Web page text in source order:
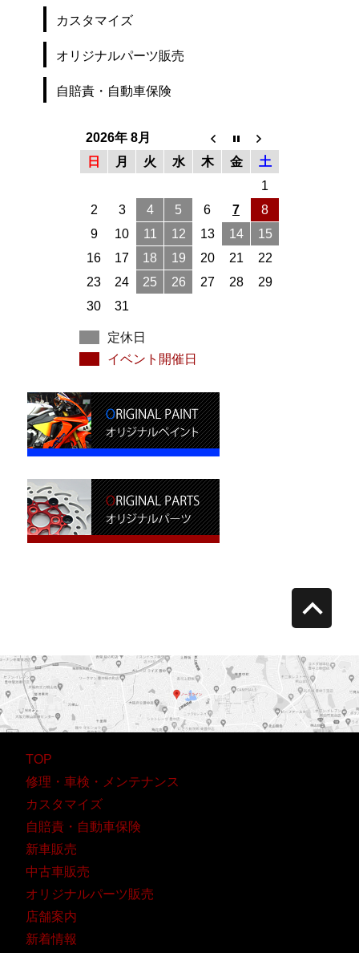
カスタマイズ
オリジナルパーツ販売
自賠責・自動車保険
2026年 8月
日
月 火 水 木 金
土
1
2
3 4 5 6 7
8
9
10 11 12 13 14
15
16
17 18 19 20 21
22
23
24 25 26 27 28
29
30
31
定休日
イベント開催日
top
TOP
修理・車検・メンテナンス
カスタマイズ
自賠責・自動車保険
新車販売
中古車販売
オリジナルパーツ販売
店舗案内
新着情報